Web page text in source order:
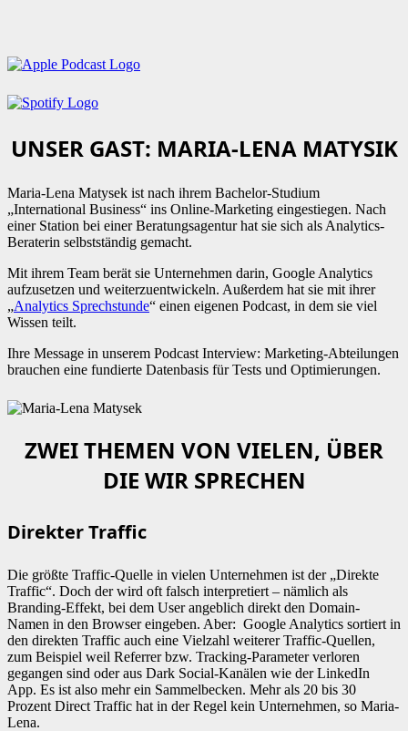
UNSER GAST: MARIA-LENA MATYSIK
Maria-Lena Matysek ist nach ihrem Bachelor-Studium
„International Business“ ins Online-Marketing eingestiegen. Nach
einer Station bei einer Beratungsagentur hat sie sich als Analytics-
Beraterin selbstständig gemacht.
Mit ihrem Team berät sie Unternehmen darin, Google Analytics
aufzusetzen und weiterzuentwickeln. Außerdem hat sie mit ihrer
„Analytics Sprechstunde“ einen eigenen Podcast, in dem sie viel
Wissen teilt.
Ihre Message in unserem Podcast Interview: Marketing-Abteilungen
brauchen eine fundierte Datenbasis für Tests und Optimierungen.
ZWEI THEMEN VON VIELEN, ÜBER
DIE WIR SPRECHEN
Direkter Traffic
Die größte Traffic-Quelle in vielen Unternehmen ist der „Direkte
Traffic“. Doch der wird oft falsch interpretiert – nämlich als
Branding-Effekt, bei dem User angeblich direkt den Domain-
Namen in den Browser eingeben. Aber: Google Analytics sortiert in
den direkten Traffic auch eine Vielzahl weiterer Traffic-Quellen,
zum Beispiel weil Referrer bzw. Tracking-Parameter verloren
gegangen sind oder aus Dark Social-Kanälen wie der LinkedIn
App. Es ist also mehr ein Sammelbecken. Mehr als 20 bis 30
Prozent Direct Traffic hat in der Regel kein Unternehmen, so Maria-
Lena.